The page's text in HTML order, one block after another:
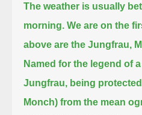
The weather is usually
morning. We are on the
above are the Jungfrau,
Named for the legend of
Jungfrau, being
Monch) from the mean